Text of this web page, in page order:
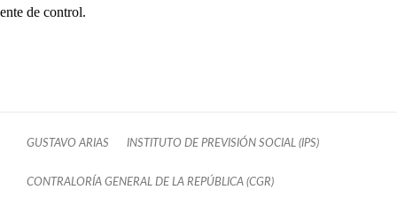
ente de control.
GUSTAVO ARIAS INSTITUTO DE PREVISIÓN SOCIAL (IPS)
CONTRALORÍA GENERAL DE LA REPÚBLICA (CGR)